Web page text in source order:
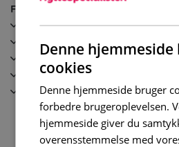
Alpinlandsbyen 51 tilbyr alt du
avslappende opphold. På
kjøleskap, fryser,
Spiseplass til 4 personer,
måltider sammen.
Etter en dag med aktiviteter
som er utstyrt med sofa og TV.
Faciliteter
Frys
Diskmaskin
Balkong
Wi-Fi
Skidskåp
Denne
cookies
Denne hjemmeside bruger
forbedre brugeroplevelsen.
hjemmeside giver du
overensstemmelse med